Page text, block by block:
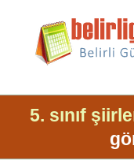
5. sınıf